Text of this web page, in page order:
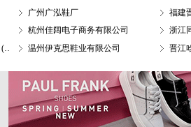
广州广泓鞋厂
杭州佳阔电子商务有限公司
浙江
六加一(福建)儿童用品有限公司(6+1)
温州伊克思鞋业有限公司 晋江